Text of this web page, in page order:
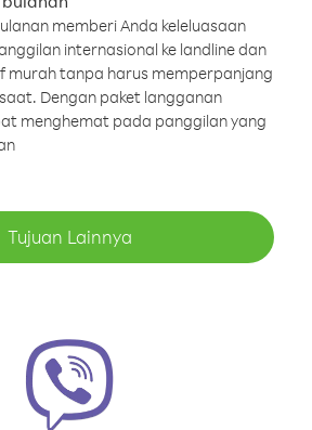
memberi Anda keleluasaan
internasional ke landline dan
murah tanpa harus memperpanjang
Dengan paket langganan
menghemat pada panggilan yang
Tujuan Lainnya